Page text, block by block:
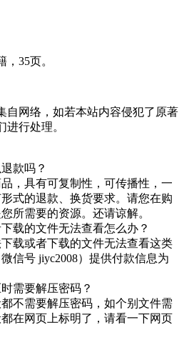
35页。
自网络，如若本站内容侵犯了原著
行处理。
款吗？
，具有可复制性，可传播性，一
式的退款、换货要求。请您在购
所需要的资源。还请谅解。
载的文件无法查看怎么办？
载或者下载的文件无法查看这类
信号 jiyc2008）提供付款信息为
需要解压密码？
不需要解压密码，如个别文件需
在网页上标明了，请看一下网页